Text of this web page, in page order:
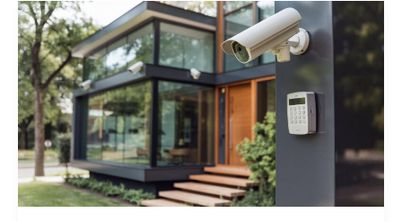
2026:
Top
Keuzes
&
Koopadvies